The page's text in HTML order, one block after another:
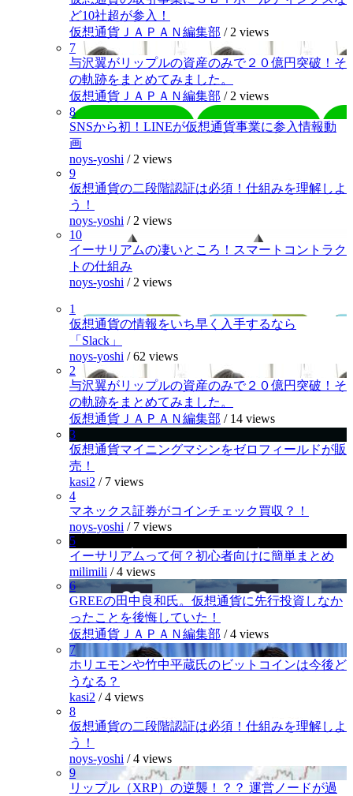
ど10社超が参入！
仮想通貨ＪＡＰＡＮ編集部 / 2 views
7
与沢翼がリップルの資産のみで２０億円突破！そ
の軌跡をまとめてみました。
仮想通貨ＪＡＰＡＮ編集部 / 2 views
8
SNSから初！LINEが仮想通貨事業に参入情報動
画
noys-yoshi / 2 views
9
仮想通貨の二段階認証は必須！仕組みを理解しよ
う！
noys-yoshi / 2 views
10
イーサリアムの凄いところ！スマートコントラク
トの仕組み
noys-yoshi / 2 views
1
仮想通貨の情報をいち早く入手するなら
「Slack」
noys-yoshi /62 views
2
与沢翼がリップルの資産のみで２０億円突破！そ
の軌跡をまとめてみました。
仮想通貨ＪＡＰＡＮ編集部 / 14 views
3
仮想通貨マイニングマシンをゼロフィールドが販
売！
kasi2 / 7 views
4
マネックス証券がコインチェック買収？！
noys-yoshi / 7 views
5
イーサリアムって何？初心者向けに簡単まとめ
milimili /4 views
6
GREEの田中良和氏。仮想通貨に先行投資しなか
ったことを後悔していた！
仮想通貨ＪＡＰＡＮ編集部 /4 views
7
ホリエモンや竹中平蔵氏のビットコインは今後ど
うなる？
kasi2 /4 views
8
仮想通貨の二段階認証は必須！仕組みを理解しよ
う！
noys-yoshi /4 views
9
リップル（XRP）の逆襲！？？ 運営ノードが過